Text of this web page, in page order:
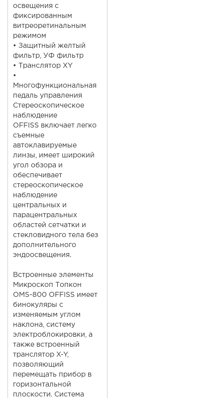
освещения с
фиксированным
витреоретинальным
режимом
• Защитный желтый
фильтр, УФ фильтр
• Транслятор XY
•
Многофункциональная
педаль управления
Cтереоскопическое
наблюдение
OFFISS включает легко
съемные
автоклавируемые
линзы, имеет широкий
угол обзора и
обеспечивает
стереоскопическое
наблюдение
центральных и
парацентральных
областей сетчатки и
стекловидного тела без
дополнительного
эндоосвещения.
Встроенные элементы
Микроскоп Топкон
OMS-800 OFFISS имеет
бинокуляры с
изменяемым углом
наклона, систему
электроблокировки, а
также встроенный
транслятор X-Y,
позволяющий
перемещать прибор в
горизонтальной
плоскости. Система